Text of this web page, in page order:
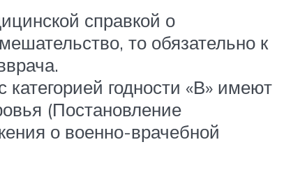
справкой о
то обязательно к
годности «В» имеют
(Постановление
о военно-врачебной